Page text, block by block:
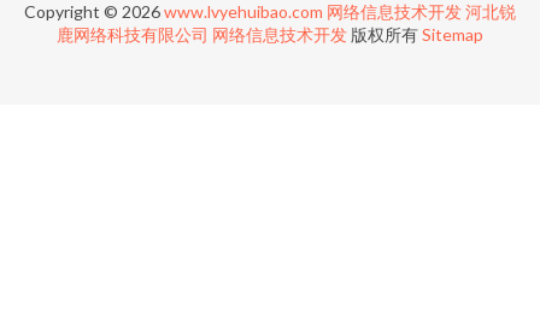
Copyright © 2026www.lvyehuibao.com 网络信息技术开发河北锐
鹿网络科技有限公司 网络信息技术开发 版权所有Sitemap